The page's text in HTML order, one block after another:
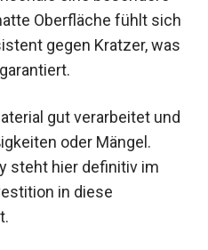
Oberfläche fühlt sich
gegen Kratzer, was
gut verarbeitet und
oder Mängel.
steht hier definitiv im
in diese